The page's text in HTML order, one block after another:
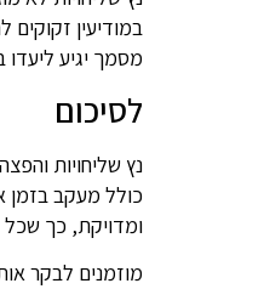
במודיעין
מסמך יגיע
לסיכום
נץ שליחויות
כולל מעקב בזמן
ומדויקת, כך שכל
מוזמנים לבקר